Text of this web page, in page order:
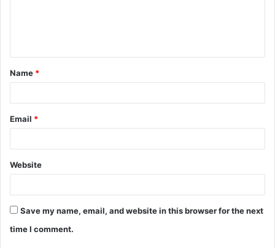
Name *
Email *
Website
Save my name, email, and website in this browser for the next
time I comment.